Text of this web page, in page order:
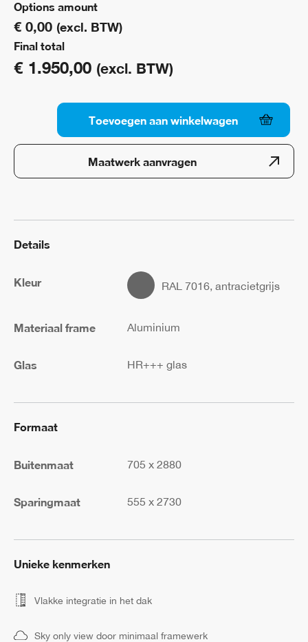
Options amount
€ 0,00 (excl. BTW)
Final total
€ 1.950,00 (excl. BTW)
Lichtstraat
triple
705mm
Toevoegen aan winkelwagen
Maatwerk aanvragen
Details
Kleur RAL 7016, antracietgrijs
Materiaal frame Aluminium
Glas HR+++ glas
Formaat
Buitenmaat 705 x 2880
Sparingmaat 555 x 2730
Unieke kenmerken
Vlakke integratie in het dak
Sky only view door minimaal framewerk